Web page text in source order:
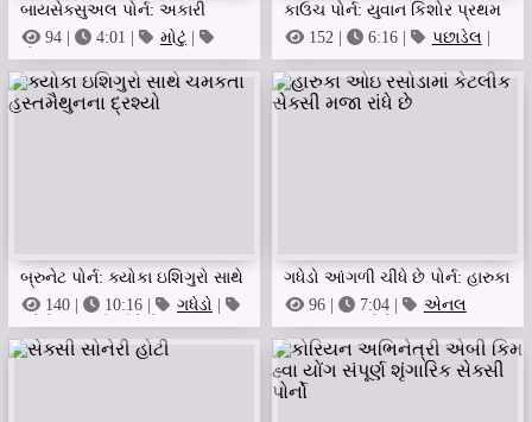
બાયસેક્સુઅલ પોર્ન: અકારી
અસગિરીની નવી બગલ ચાટવામાં
આવી છે
94 | 4:01 | મોટું |
મોટા Tits
કાઉચ પોર્ન: યુવાન કિશોર પ્રથમ
વખત સેક્સી શિંગડાવાળા સફેદ
વ્યક્તિની વિડિઓ બનાવે છે
152 | 6:16 | પછાડેલ
કાસ્ટિંગ
બ્રુનેટ પોર્ન: ક્યોકા ઇશિગુરો સાથે
ચમકતા હસ્તમૈથુનના દ્રશ્યો
140 | 10:16 | ગધેડો |
ગધેડો આંગળી ચીંધે છે
ગધેડો આંગળી ચીંધે છે પોર્ન: હારુકા
ઓઇ રસોડામાં કેટલીક સેક્સી
મજા રાંધે છે
96 | 7:04 |
એનલ
ચાટતા| ગધેડો